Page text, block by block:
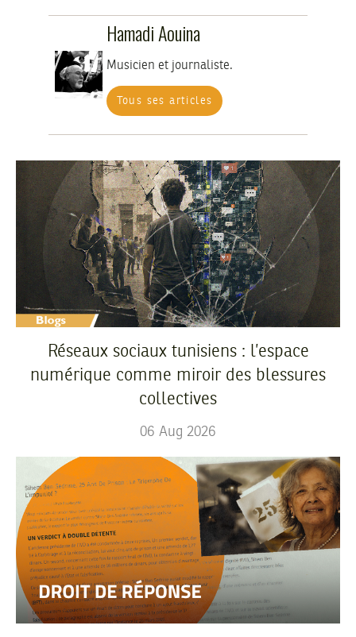
Hamadi Aouina
Musicien et journaliste.
Tous ses articles
Réseaux sociaux tunisiens : l’espace
numérique comme miroir des blessures
collectives
06 Aug 2026